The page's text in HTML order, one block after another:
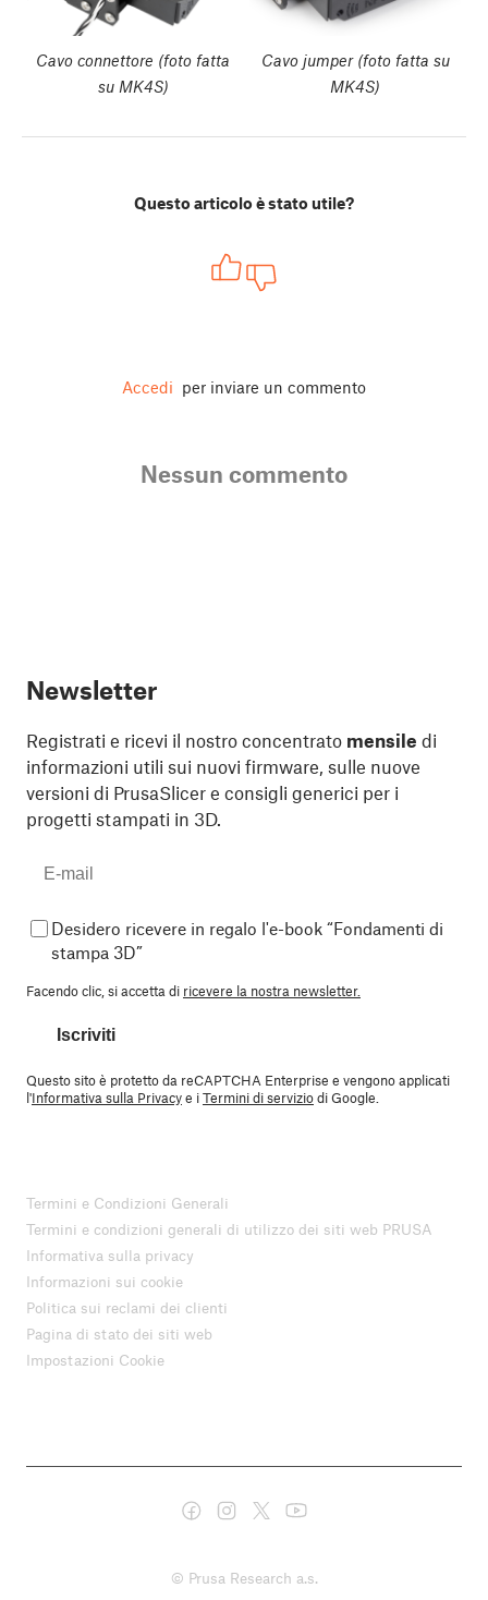
Cavo connettore (foto fatta
su MK4S)
Cavo jumper (foto fatta su
MK4S)
Questo articolo è stato utile?
Accedi per inviare un commento
Nessun commento
Newsletter
Registrati e ricevi il nostro concentrato mensile di
informazioni utili sui nuovi firmware, sulle nuove
versioni di PrusaSlicer e consigli generici per i
progetti stampati in 3D.
Desidero ricevere in regalo l'e-book “Fondamenti di
stampa 3D”
Facendo clic, si accetta di ricevere la nostra newsletter.
Iscriviti
Questo sito è protetto da reCAPTCHA Enterprise e vengono applicati
l'Informativa sulla Privacye iTermini di serviziodi Google.
Termini e Condizioni Generali
Termini e condizioni generali di utilizzo dei siti web PRUSA
Informativa sulla privacy
Informazioni sui cookie
Politica sui reclami dei clienti
Pagina di stato dei siti web
Impostazioni Cookie
© Prusa Research a.s.